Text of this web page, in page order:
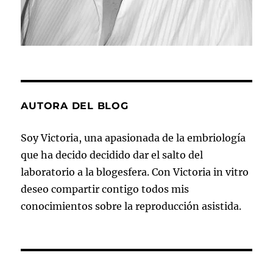
AUTORA DEL BLOG
Soy Victoria, una apasionada de la embriología
que ha decido decidido dar el salto del
laboratorio a la blogesfera. Con Victoria in vitro
deseo compartir contigo todos mis
conocimientos sobre la reproducción asistida.